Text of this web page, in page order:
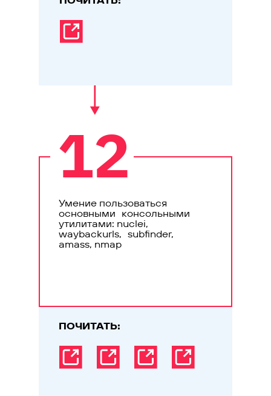
12
Умение пользоваться
основными консольными
утилитами: nuclei,
waybackurls, subfinder,
amass, nmap
ПОЧИТАТЬ: